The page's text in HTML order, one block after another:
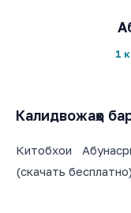
1
Калидвожаҳо
Китобхои
(скачать